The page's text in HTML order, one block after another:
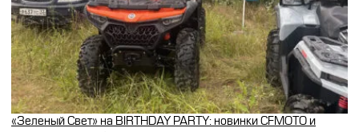
«Зеленый Свет» на BIRTHDAY PARTY: новинки CFMOTO и